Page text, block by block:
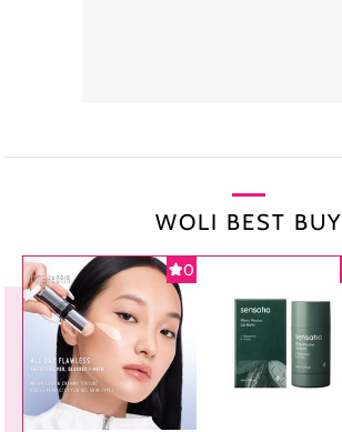
WOLI BEST BUY
0